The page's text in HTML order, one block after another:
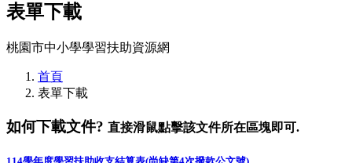
表單下載
桃園市中小學學習扶助資源網
首頁
表單下載
如何下載文件? 直接滑鼠點擊該文件所在區塊即可.